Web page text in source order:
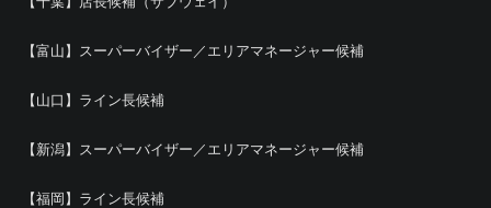
【富山】スーパーバイザー／エリアマネージャー候補
【山口】ライン長候補
【新潟】スーパーバイザー／エリアマネージャー候補
【福岡】ライン長候補